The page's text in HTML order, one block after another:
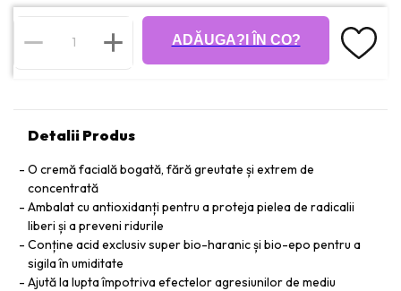
ADĂUGA?I ÎN CO?
Detalii Produs
O cremă facială bogată, fără greutate și extrem de
concentrată
Ambalat cu antioxidanți pentru a proteja pielea de radicalii
liberi și a preveni ridurile
Conține acid exclusiv super bio-haranic și bio-epo pentru a
sigila în umiditate
Ajută la lupta împotriva efectelor agresiunilor de mediu